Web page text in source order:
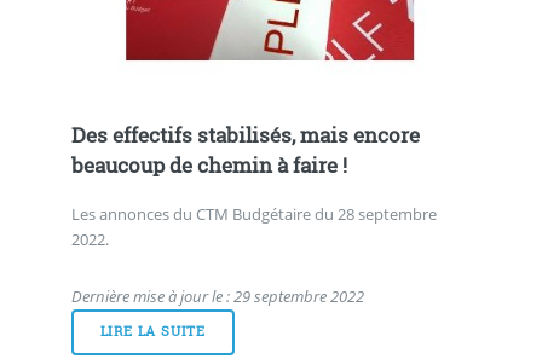
Des effectifs stabilisés, mais encore
beaucoup de chemin à faire !
Les annonces du CTM Budgétaire du 28 septembre
2022.
Dernière mise à jour le : 29 septembre 2022
LIRE LA SUITE